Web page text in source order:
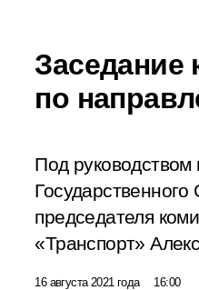
Заседание
по
Под
председателя
«Транспорт»
16 августа 2021 года 16:00